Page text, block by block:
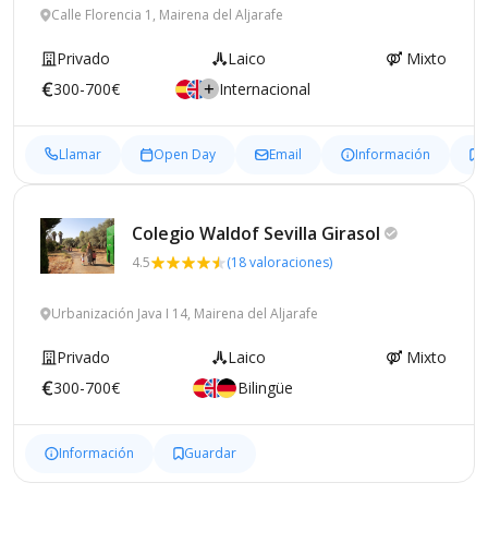
Calle Florencia 1, Mairena del Aljarafe
Privado Laico
Mixto
300-700€
Internacional
Llamar Open Day Email Información
Colegio Waldof Sevilla Girasol
4.5 (18 valoraciones)
Urbanización Java I 14, Mairena del Aljarafe
Privado Laico
Mixto
300-700€
Bilingüe
Información Guardar